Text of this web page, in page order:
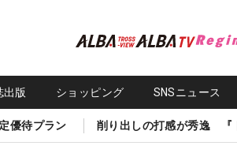
出版 ショッピング SNSニュース
優待プラン 削り出しの打感が秀逸 『